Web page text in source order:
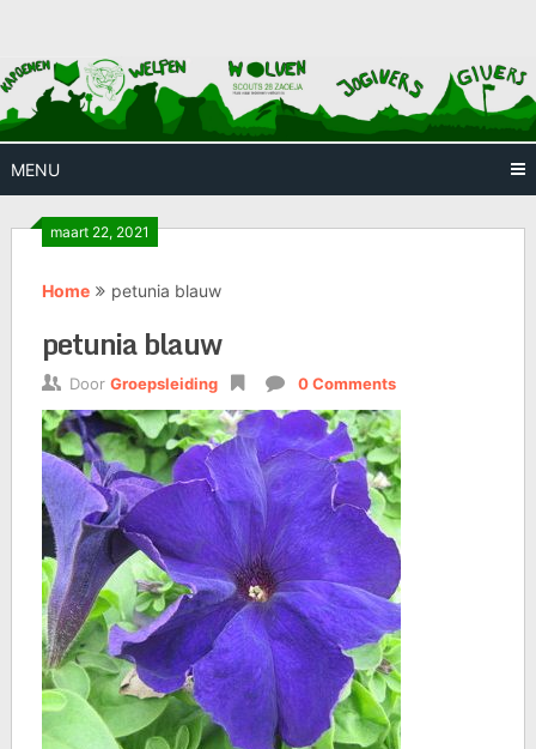
content
Scouts
28
Zaoeja
MENU
maart 22, 2021
Home petunia blauw
petunia blauw
Door Groepsleiding 0 Comments